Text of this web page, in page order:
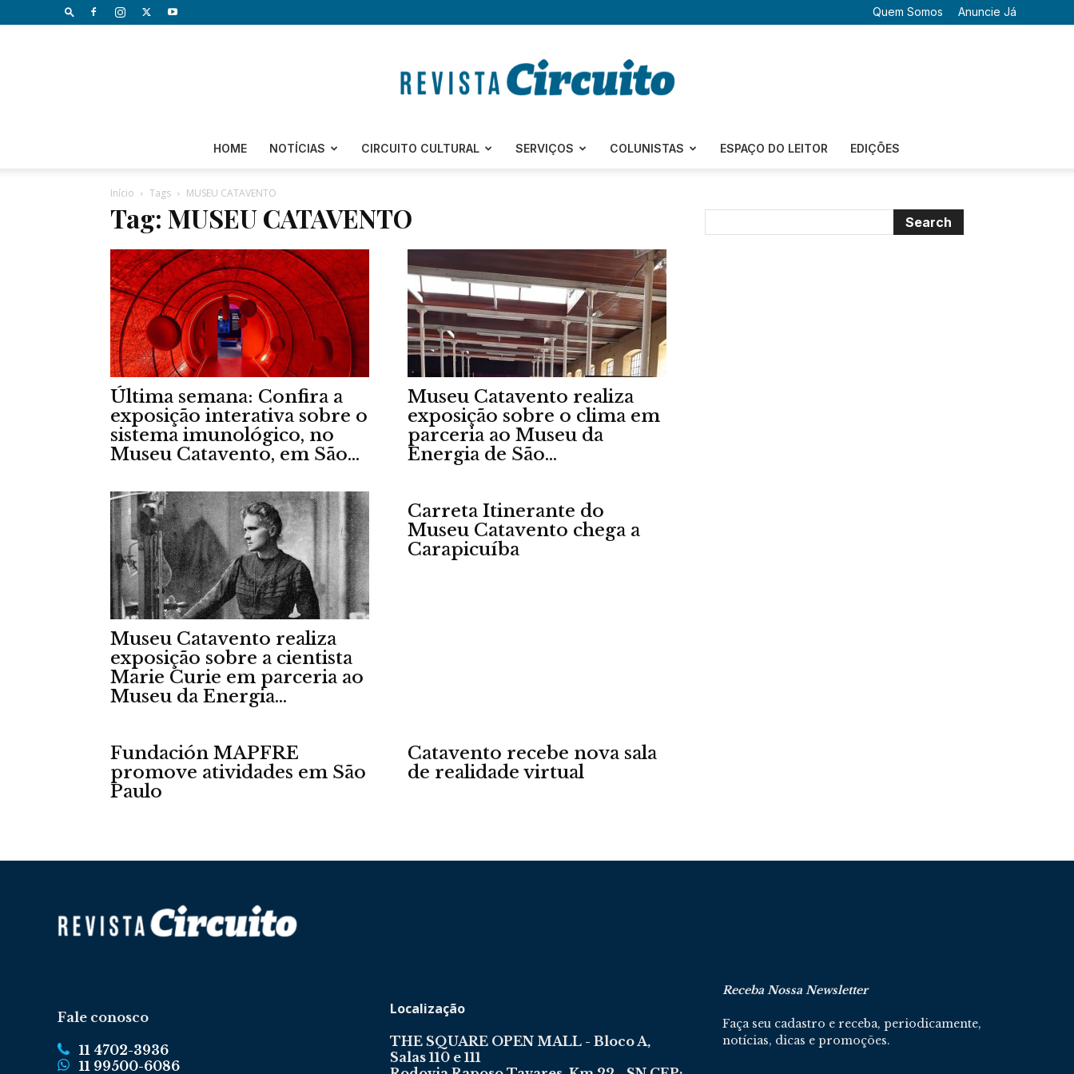
Quem Somos Anuncie Já
Revista
Circuito
–
Portal
da
HOME NOTÍCIAS CIRCUITO CULTURAL SERVIÇOS COLUNISTAS ESPAÇO DO LEITOR EDIÇÕES
Início Tags MUSEU CATAVENTO
Tag: MUSEU CATAVENTO
Última semana: Confira a
exposição interativa sobre o
sistema imunológico, no
Museu Catavento, em São...
Museu Catavento realiza
exposição sobre o clima em
parceria ao Museu da
Energia de São...
Museu Catavento realiza
exposição sobre a cientista
Marie Curie em parceria ao
Museu da Energia...
Carreta Itinerante do
Museu Catavento chega a
Carapicuíba
Fundación MAPFRE
promove atividades em São
Paulo
Catavento recebe nova sala
de realidade virtual
Fale conosco
11 4702-3936
11 99500-6086
Localização
THE SQUARE OPEN MALL - Bloco A,
Salas 110 e 111
Receba Nossa Newsletter
Faça seu cadastro e receba, periodicamente,
notícias, dicas e promoções.